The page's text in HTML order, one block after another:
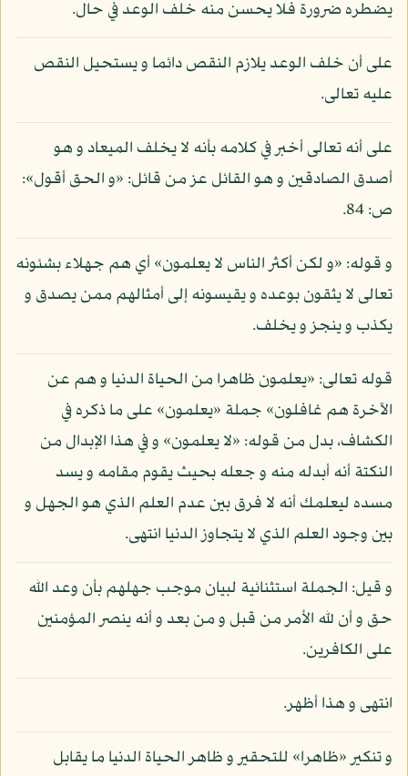
يضطره ضرورة فلا يحسن منه خلف الوعد في حال.
على أن خلف الوعد يلازم النقص دائما و يستحيل النقص
عليه تعالى.
على أنه تعالى أخبر في كلامه بأنه لا يخلف الميعاد و هو
أصدق الصادقين و هو القائل عز من قائل: «و الحق أقول»:
ص: 84.
و قوله: «و لكن أكثر الناس لا يعلمون» أي هم جهلاء بشئونه
تعالى لا يثقون بوعده و يقيسونه إلى أمثالهم ممن يصدق و
يكذب و ينجز و يخلف.
قوله تعالى: «يعلمون ظاهرا من الحياة الدنيا و هم عن
الآخرة هم غافلون» جملة «يعلمون» على ما ذكره في
الكشاف، بدل من قوله: «لا يعلمون» و في هذا الإبدال من
النكتة أنه أبدله منه و جعله بحيث يقوم مقامه و يسد
مسده ليعلمك أنه لا فرق بين عدم العلم الذي هو الجهل و
بين وجود العلم الذي لا يتجاوز الدنيا انتهى.
و قيل: الجملة استثنائية لبيان موجب جهلهم بأن وعد الله
حق و أن لله الأمر من قبل و من بعد و أنه ينصر المؤمنين
على الكافرين.
انتهى و هذا أظهر.
و تنكير «ظاهرا» للتحقير و ظاهر الحياة الدنيا ما يقابل